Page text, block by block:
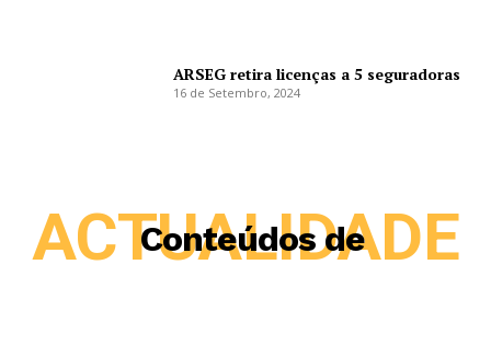
ARSEG retira licenças a 5 seguradoras
16 de Setembro, 2024
Conteúdos de
ACTUALIDADE